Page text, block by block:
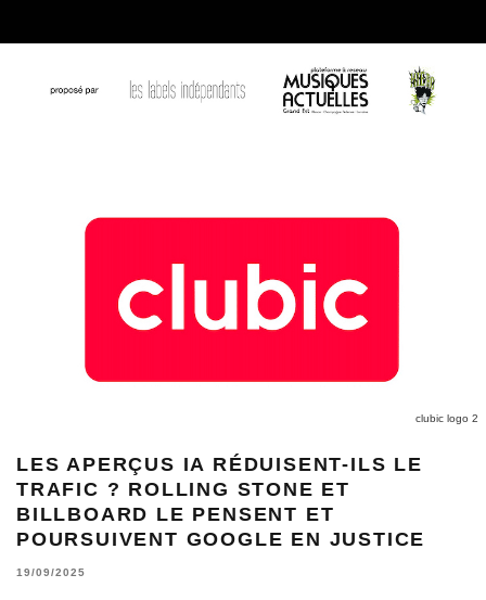
clubic logo 2
LES APERÇUS IA RÉDUISENT-ILS LE
TRAFIC ? ROLLING STONE ET
BILLBOARD LE PENSENT ET
POURSUIVENT GOOGLE EN JUSTICE
19/09/2025